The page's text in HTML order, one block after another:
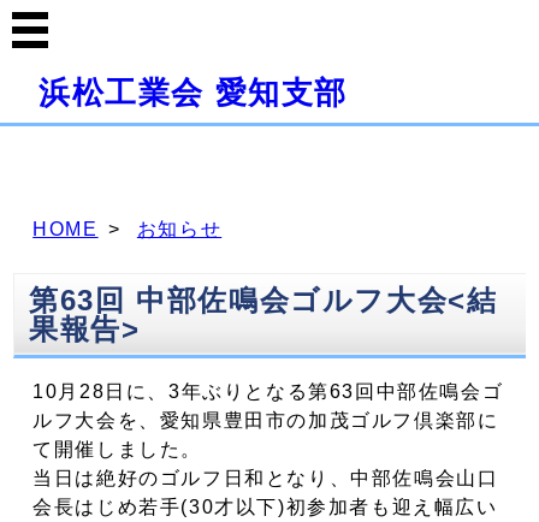
浜松工業会 愛知支部
HOME お知らせ
第63回 中部佐鳴会ゴルフ大会<結
果報告>
10月28日に、3年ぶりとなる第63回中部佐鳴会ゴ
ルフ大会を、愛知県豊田市の加茂ゴルフ倶楽部に
て開催しました。
当日は絶好のゴルフ日和となり、中部佐鳴会山口
会長はじめ若手(30才以下)初参加者も迎え幅広い